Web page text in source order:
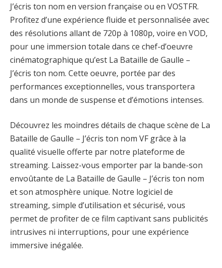
J’écris ton nom en version française ou en VOSTFR.
Profitez d’une expérience fluide et personnalisée avec
des résolutions allant de 720p à 1080p, voire en VOD,
pour une immersion totale dans ce chef-d’oeuvre
cinématographique qu’est La Bataille de Gaulle –
J’écris ton nom. Cette oeuvre, portée par des
performances exceptionnelles, vous transportera
dans un monde de suspense et d’émotions intenses.
Découvrez les moindres détails de chaque scène de La
Bataille de Gaulle – J’écris ton nom VF grâce à la
qualité visuelle offerte par notre plateforme de
streaming. Laissez-vous emporter par la bande-son
envoûtante de La Bataille de Gaulle – J’écris ton nom
et son atmosphère unique. Notre logiciel de
streaming, simple d’utilisation et sécurisé, vous
permet de profiter de ce film captivant sans publicités
intrusives ni interruptions, pour une expérience
immersive inégalée.